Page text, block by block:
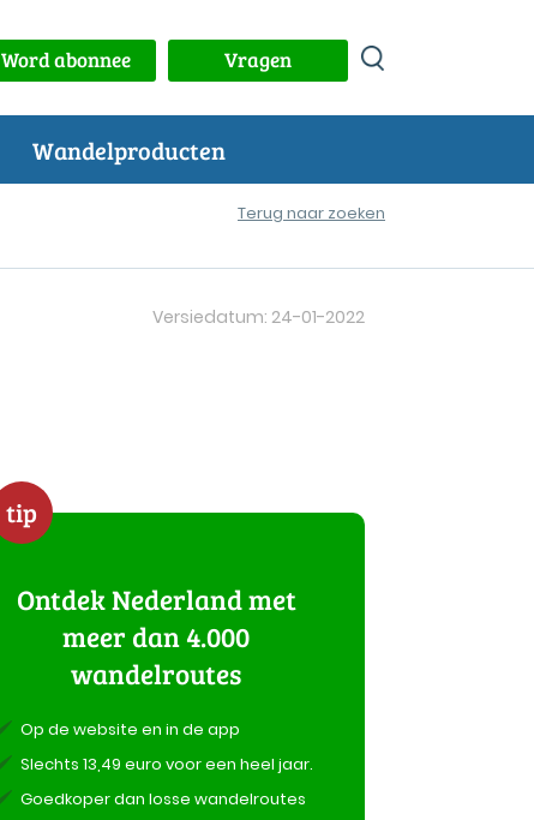
Word abonnee Vragen
Wandelproducten
Terug naar zoeken
Versiedatum: 24-01-2022
tip
Ontdek Nederland met
meer dan 4.000
wandelroutes
Op de website en in de app
Slechts 13,49 euro voor een heel jaar.
Goedkoper dan losse wandelroutes